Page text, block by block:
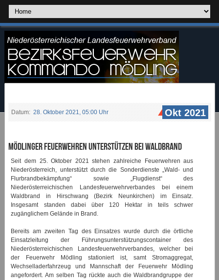
Datum: 28. Oktober 2021, 05:00 Uhr Okt 2021
Mödlinger Feuerwehren unterstützen bei Waldbrand
Seit dem 25. Oktober 2021 stehen zahlreiche Feuerwehren aus
Niederösterreich, unterstützt durch die Sonderdienste „Wald- und
Flurbrandbekämpfung“ sowie „Flugdienst“ des
Niederösterreichischen Landesfeuerwehrverbandes bei einem
Waldbrand in Hirschwang (Bezirk Neunkirchen) im Einsatz.
Insgesamt standen dabei über 120 Hektar in teils schwer
zugänglichem Gelände in Brand.
Bereits am zweiten Tag des Einsatzes wurde durch die örtliche
Einsatzleitung der Führungsunterstützungscontainer des
Niederösterreichischen Landesfeuerwehrverbandes, welcher bei
der Feuerwehr Mödling stationiert ist, samt Stromaggregat,
Wechselladerfahrzeug und Mannschaft der Feuerwehr Mödling
angefordert. Am selben Tag rückte auch die Waldbrandgruppe der